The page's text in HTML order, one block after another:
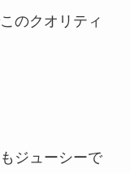
のクオリティ
ジューシーで